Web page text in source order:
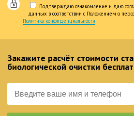
Подтверждаю ознакомление и даю
данных в соответствии с Положением о
Политика конфиденциальности
Закажите расчёт стоимости
биологической очистки